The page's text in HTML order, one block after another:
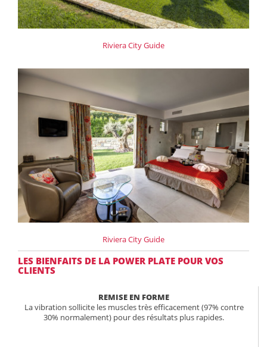
Riviera City Guide
Riviera City Guide
LES BIENFAITS DE LA POWER PLATE POUR VOS
CLIENTS
REMISE EN FORME
La vibration sollicite les muscles très efficacement (97% contre
30% normalement) pour des résultats plus rapides.